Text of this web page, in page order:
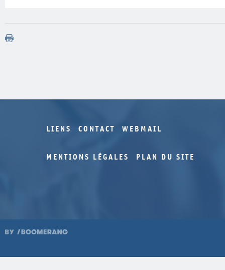
LIENS CONTACT WEBMAIL
MENTIONS LÉGALES PLAN DU SITE